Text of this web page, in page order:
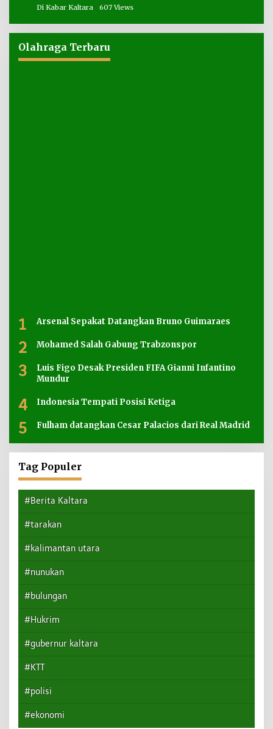
Di Kabar Kaltara 607 Views
Olahraga Terbaru
1 Arsenal Sepakat Datangkan Bruno Guimaraes
2 Mohamed Salah Gabung Trabzonspor
3
Luis Figo Desak Presiden FIFA Gianni Infantino
Mundur
4 Indonesia Tempati Posisi Ketiga
5 Fulham datangkan Cesar Palacios dari Real Madrid
Tag Populer
#Berita Kaltara
#tarakan
#kalimantan utara
#nunukan
#bulungan
#Hukrim
#gubernur kaltara
#KTT
#polisi
#ekonomi